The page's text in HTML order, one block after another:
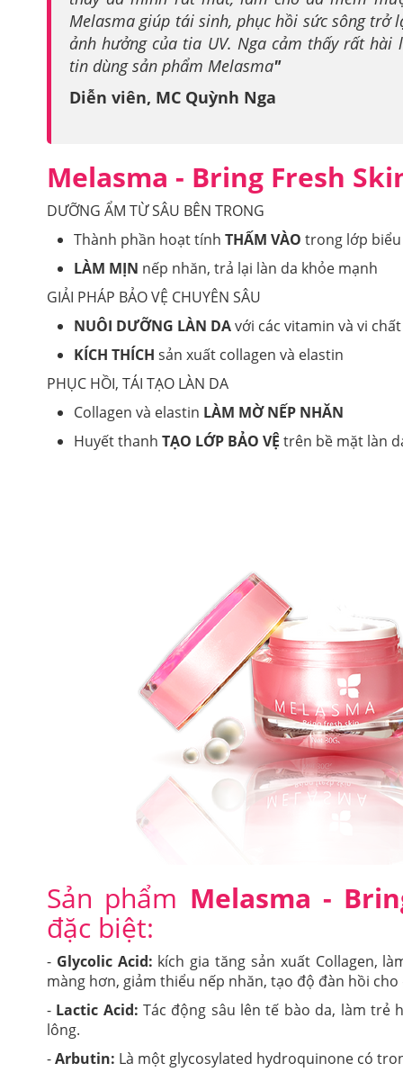
Melasma giúp tái sinh, phục hồi sức sông trở
ảnh hưởng của tia UV. Nga cảm thấy rất hài
tin dùng sản phẩm Melasma"
Diễn viên, MC Quỳnh Nga
Melasma - Bring Fresh
DƯỠNG ẨM TỪ SÂU BÊN TRONG
Thành phần hoạt tính THẤM VÀO trong lớp
LÀM MỊN nếp nhăn, trả lại làn da khỏe mạnh
GIẢI PHÁP BẢO VỆ CHUYÊN SÂU
NUÔI DƯỠNG LÀN DAvới các vitamin và vi
KÍCH THÍCH sản xuất collagen và elastin
PHỤC HỒI, TÁI TẠO LÀN DA
Collagen và elastin LÀM MỜ NẾP NHĂN
Huyết thanh TẠO LỚP BẢO VỆ trên bề mặt làn
Sản phẩm Melasma -
đặc biệt:
- Glycolic Acid: kích gia tăng sản xuất Collagen,
màng hơn, giảm thiểu nếp nhăn, tạo độ đàn hồi cho
- Lactic Acid:Tác động sâu lên tế bào da, làm trẻ
lông.
-Arbutin: Là một glycosylated hydroquinone có